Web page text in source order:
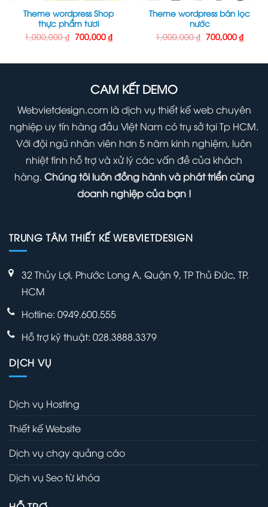
Theme wordpress Shop
thực phẩm tươi
1,000,000₫ Giá
gốc
700,000 ₫Giá
hiện
700,000 ₫.
Theme wordpress bán lọc
nước
1,000,000₫ Giá
gốc
700,000 ₫Giá
hiện
₫.
CAM KẾT DEMO
Webvietdesign.com là dịch vụ thiết kế web chuyên
nghiệp uy tín hàng đầu Việt Nam có trụ sở tại Tp HCM.
Với đội ngũ nhân viên hơn 5 năm kinh nghiệm, luôn
nhiệt tình hỗ trợ và xử lý các vấn đề của khách
hàng. Chúng tôi luôn đồng hành và phát triển cùng
doanh nghiệp của bạn !
TRUNG TÂM THIẾT KẾ WEBVIETDESIGN
32 Thủy Lợi, Phước Long A, Quận 9, TP Thủ Đức, TP.
HCM
Hotline: 0949.600.555
Hỗ trợ kỹ thuật: 028.3888.3379
DỊCH VỤ
Dịch vụ Hosting
Thiết kế Website
Dịch vụ chạy quảng cáo
Dịch vụ Seo từ khóa